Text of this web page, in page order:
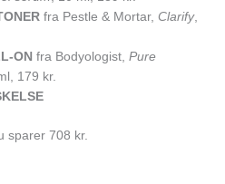
fra Pestle & Mortar, Clarify,
ONfra Bodyologist,Pure
179 kr.
sparer 708 kr.